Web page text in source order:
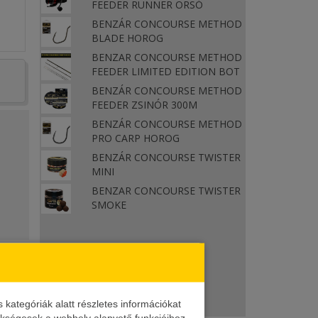
kategóriák alatt részletes információkat
FEEDER RUNNER ORSÓ
BENZÁR CONCOURSE METHOD
BLADE HOROG
BENZAR CONCOURSE METHOD
FEEDER LIMITED EDITION BOT
BENZÁR CONCOURSE METHOD
FEEDER ZSINÓR 300M
BENZÁR CONCOURSE METHOD
PRO CARP HOROG
BENZÁR CONCOURSE TWISTER
MINI
BENZAR CONCOURSE TWISTER
SMOKE